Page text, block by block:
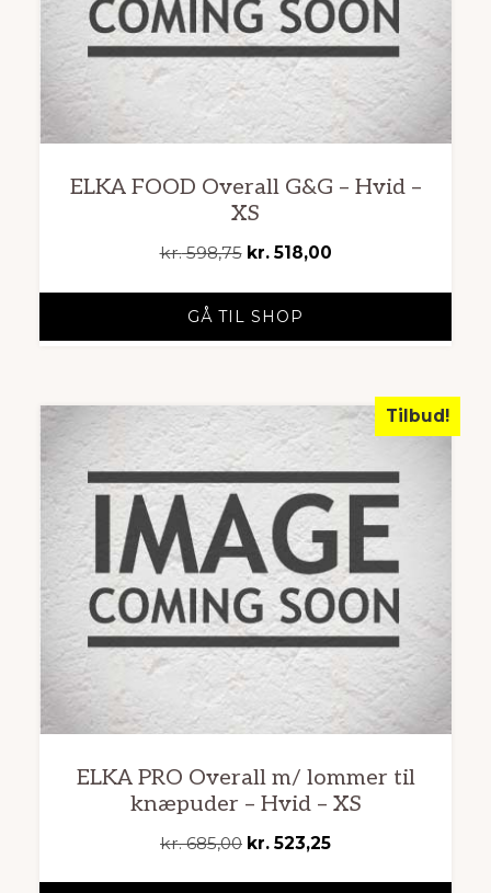
ELKA FOOD Overall G&G – Hvid –
XS
kr.598,75 Den
pris
var:
kr.518,00Den
er:
GÅ TIL SHOP
Tilbud!
ELKA PRO Overall m/ lommer til
knæpuder – Hvid – XS
kr.685,00 Den
kr. 523,25Den